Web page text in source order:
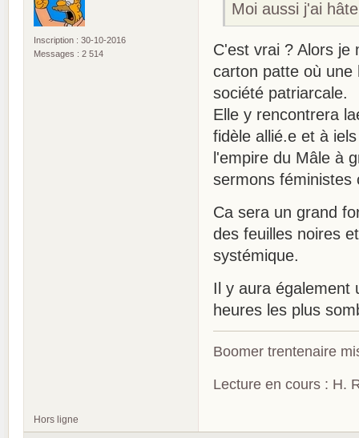
Inscription : 30-10-2016
Messages : 2 514
Moi aussi j'ai
C'est vrai ? Alors je
carton patte où
société patriarcale.
Elle y rencontrera
fidèle allié.e et à
l'empire du Mâle à
sermons
Ca sera un grand
des feuilles noires
systémique.
Il y aura également
heures les plus
Boomer trentenaire
Lecture en cours : H.
Hors ligne